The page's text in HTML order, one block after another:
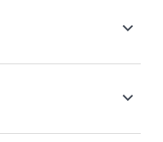
en exclusief